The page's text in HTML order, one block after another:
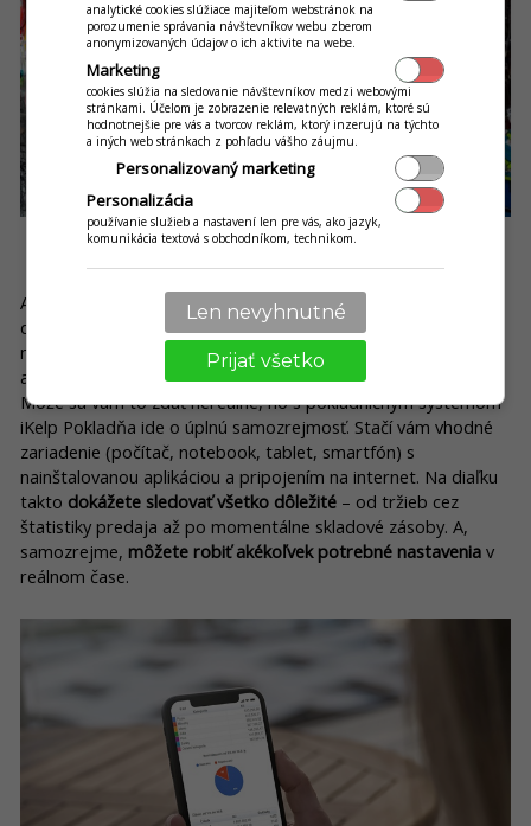
Ako sa hovorí, dôveruj, ale preveruj. Môžete mať akokoľvek
dobrý a spoľahlivý personál, no svoje podnikanie by ste mali
mať neustále pod kontrolou. Ideálne bez ohľadu na to, kde sa
aktuálne nachádzate, teda pokojne ajv pohodlí obývačky
Môže sa vám to zdať nereálne, no s pokladničným systémom
iKelp Pokladňa ide o úplnú samozrejmosť. Stačí vám vhodné
zariadenie (počítač, notebook, tablet, smartfón) s
nainštalovanou aplikáciou a pripojením na internet. Na diaľku
takto dokážete sledovať všetko dôležité – od tržieb cez
štatistiky predaja až po momentálne skladové zásoby. A,
samozrejme, môžete robiť akékoľvek potrebné nastavenia v
reálnom čase.
analytické cookies slúžiace majiteľom webstránok na
porozumenie správania návštevníkov webu zberom
anonymizovaných údajov o ich aktivite na webe.
Marketing
cookies slúžia na sledovanie návštevníkov medzi webovými
stránkami. Účelom je zobrazenie relevatných reklám, ktoré sú
hodnotnejšie pre vás a tvorcov reklám, ktorý inzerujú na týchto
a iných web stránkach z pohľadu vášho záujmu.
Personalizovaný marketing
Personalizácia
používanie služieb a nastavení len pre vás, ako jazyk,
komunikácia textová s obchodníkom, technikom.
Len nevyhnutné
Prijať všetko